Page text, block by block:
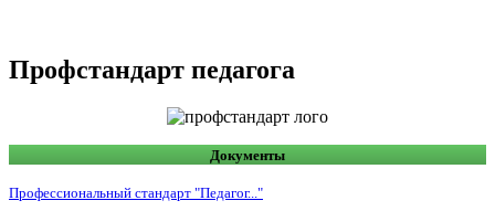
Профстандарт педагога
Документы
Профессиональный стандарт "Педагог..."